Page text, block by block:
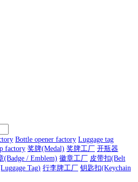
Bottle opener factory Luggage tag
factory 奖牌(Medal) 奖牌工厂 开瓶器
(Badge / Emblem) 徽章工厂 皮带扣(Belt
Tag) 行李牌工厂 钥匙扣(Keychain